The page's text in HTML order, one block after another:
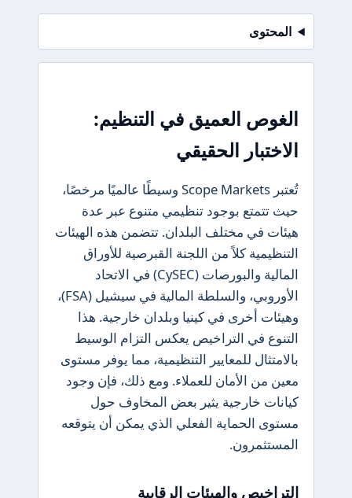
المحتوى
الغوص العميق في التنظيم:
الاختبار الحقيقي
تُعتبر Scope Markets وسيطًا عالميًا مرخصًا،
حيث تتمتع بوجود تنظيمي متنوع عبر عدة
هيئات في مختلف البلدان. تتضمن هذه الهيئات
التنظيمية كلاً من اللجنة القبرصية للأوراق
المالية والبورصات (CySEC) في الاتحاد
الأوروبي، والسلطة المالية في سيشيل (FSA)،
وهيئات أخرى في كينيا وبلدان خارجية. هذا
التنوع في التراخيص يعكس التزام الوسيط
بالامتثال للمعايير التنظيمية، مما يوفر مستوى
معين من الأمان للعملاء. ومع ذلك، فإن وجود
كيانات خارجية يثير بعض المخاوف حول
مستوى الحماية الفعلي الذي يمكن أن يتوقعه
المستثمرون.
التراخيص والهيئات الرقابية